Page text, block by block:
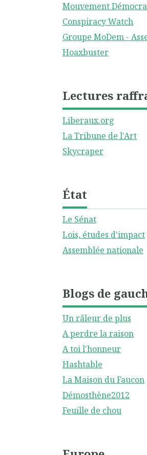
Mouvement
Conspiracy Watch
Groupe MoDem -
Hoaxbuster
Lectures
Liberaux.org
La Tribune de l'Art
Skycraper
État
Le Sénat
Lois, études d'impact
Assemblée nationale
Blogs de
Un râleur de plus
A perdre la raison
A toi l'honneur
Hashtable
La Maison du Faucon
Démosthène2012
Feuille de chou